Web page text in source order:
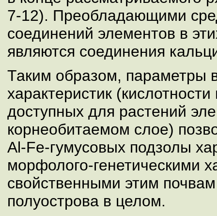
7-12). Преобладающими
соединений элементов в
являются соединения
Таким образом, параметры
характеристик
доступных для растений
корнеобитаемом слое)
Al-Fe-гумусовых подзолы
морфолого-генетическими
свойственными этим почвам
полуострова в целом.